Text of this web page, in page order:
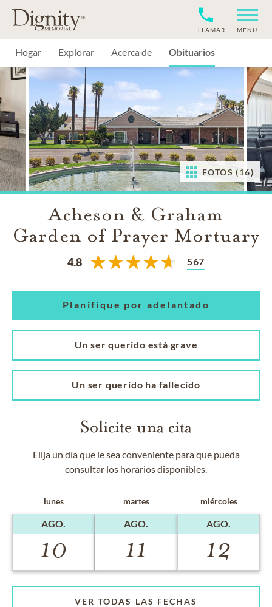
MENÚ
LLAMAR
Hogar Explorar Acerca de Obituarios
FOTOS (16)
Acheson & Graham
Garden of Prayer Mortuary
4.8 567
Planifique por adelantado
Un ser querido está grave
Un ser querido ha fallecido
Solicite una cita
Elija un día que le sea conveniente para que pueda
consultar los horarios disponibles.
lunes
AGO.
10
martes
AGO.
11
miércoles
AGO.
12
VER TODAS LAS FECHAS